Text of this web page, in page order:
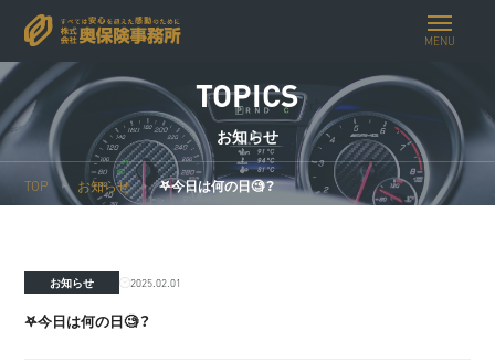
MENU
TOPICS
お知らせ
TOP お知らせ 𖤐今日は何の日🧐？
お知らせ 2025.02.01
𖤐今日は何の日🧐？